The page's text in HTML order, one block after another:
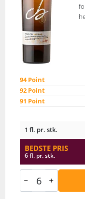
94 Point
92 Point
91 Point
1 fl. pr. stk.
BEDSTE PRIS
6 fl. pr. stk.